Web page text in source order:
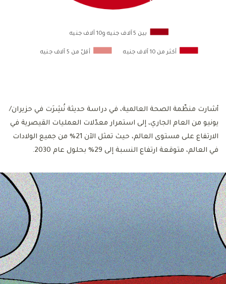
بين 5 آلاف جنيه و10 آلاف جنيه
أكثر من 10 آلاف جنيه أقلّ من 5 آلاف جنيه
أشارت منظّمة الصحة العالمية، في دراسة حديثة نُشِرَت في حزيران/
يونيو من العام الجاري، إلى استمرار معدّلات العمليات القيصرية في
الارتفاع على مستوى العالم، حيث تمثل الآن 21% من جميع الولادات
في العالم، متوقعة ارتفاع النسبة إلى 29% بحلول عام 2030.